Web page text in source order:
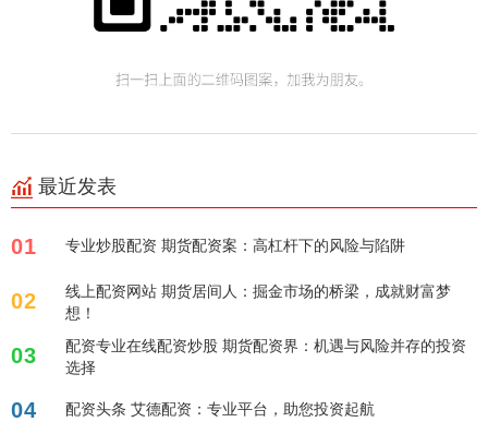
最近发表
01 专业炒股配资 期货配资案：高杠杆下的风险与陷阱
02
线上配资网站 期货居间人：掘金市场的桥梁，成就财富梦
想！
03
配资专业在线配资炒股 期货配资界：机遇与风险并存的投资
选择
04 配资头条 艾德配资：专业平台，助您投资起航